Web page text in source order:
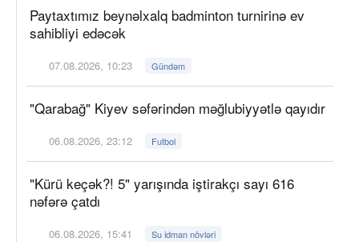
Paytaxtımız beynəlxalq badminton turnirinə ev
sahibliyi edəcək
07.08.2026, 10:23 Gündəm
"Qarabağ" Kiyev səfərindən məğlubiyyətlə qayıdır
06.08.2026, 23:12 Futbol
"Kürü keçək?! 5" yarışında iştirakçı sayı 616
nəfərə çatdı
06.08.2026, 15:41 Su idman növləri